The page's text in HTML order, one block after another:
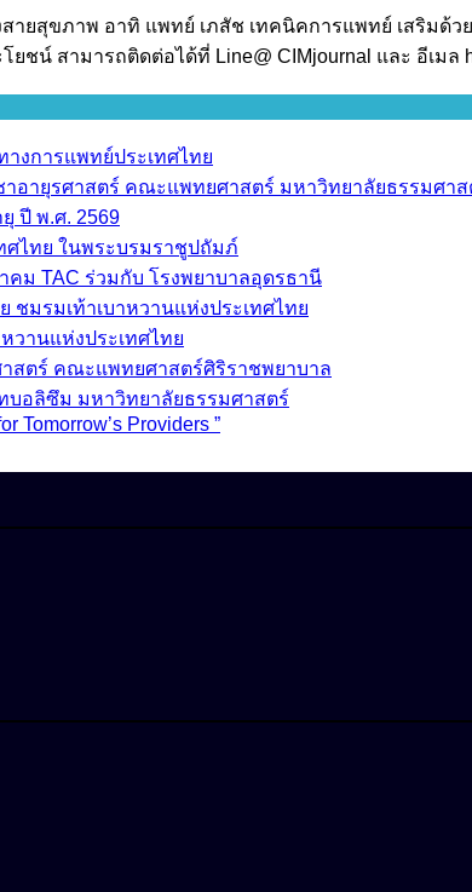
ยสุขภาพ อาทิ แพทย์ เภสัช เทคนิคการแพทย์ เสริมด้
น์ สามารถติดต่อได้ที่ Line@ CIMjournal และ อีเมล
างการแพทย์ประเทศไทย
อายุรศาสตร์ คณะแพทยศาสตร์ มหาวิทยาลัยธรรมศาส
ปี พ.ศ. 2569
ศไทย ในพระบรมราชูปถัมภ์
ม TAC ร่วมกับ โรงพยาบาลอุดรธานี
ชมรมเท้าเบาหวานแห่งประเทศไทย
วานแห่งประเทศไทย
าสตร์ คณะแพทยศาสตร์ศิริราชพยาบาล
บอลิซึม มหาวิทยาลัยธรรมศาสตร์
Tomorrow’s Providers ”